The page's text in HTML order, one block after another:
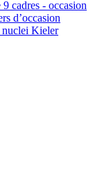
cadres - occasion
d’occasion
nuclei Kieler